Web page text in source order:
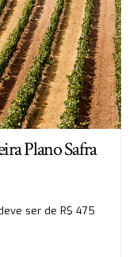
Plano Safra
ser de R$ 475